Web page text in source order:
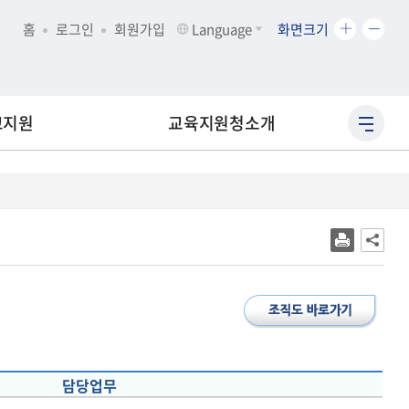
홈 로그인 회원가입 Language 화면크기
화
확
화
원 교육지원청소개
사
이
로
가
담당업무